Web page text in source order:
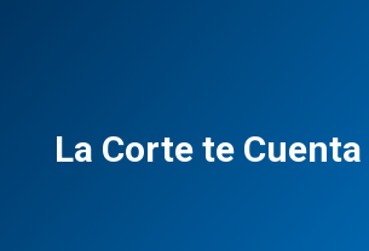
La Corte te Cuenta